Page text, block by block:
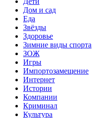
Дом и сад
Еда
Звёзды
Здоровье
Зимние виды спорта
ЗОЖ
Игры
Импортозамещение
Интернет
Истории
Компании
Криминал
Культура